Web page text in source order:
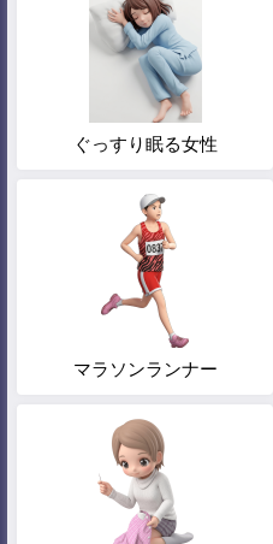
ぐっすり眠る女性
マラソンランナー